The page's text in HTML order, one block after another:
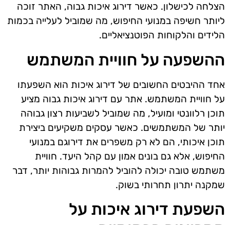
הצלחה לכישלון. כאשר דירוג איכות גבוה, האתר זוכה
ליותר חשיפה במנועי החיפוש, מה שמוביל לעלייה בכמות
הלידים והלקוחות הפוטנציאליים.
ההשפעה על חוויית המשתמש
אחד ההיבטים החשובים של דירוג איכות הוא השפעתו
על חוויית המשתמש. אתר עם דירוג איכות גבוה מציע
תוכן רלוונטי ומועיל, מה שמוביל לשביעות רצון גבוהה
יותר של המשתמשים. כאשר עסקים משקיעים ביצירת
תוכן איכותי, הם לא רק משפרים את דירוגם במנועי
החיפוש, אלא גם בונים אמון עם קהל היעד. חוויית
משתמש טובה יכולה להוביל להמרות גבוהות יותר, דבר
שמקנה יתרון תחרותי בשוק.
השפעת דירוג איכות על